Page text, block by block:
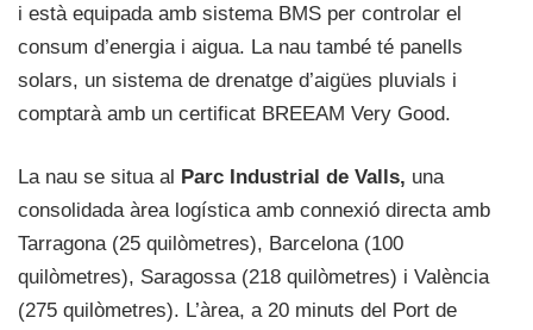
i està equipada amb sistema BMS per controlar el
consum d’energia i aigua. La nau també té panells
solars, un sistema de drenatge d’aigües pluvials i
comptarà amb un certificat BREEAM Very Good.
La nau se situa al Parc Industrial de Valls, una
consolidada àrea logística amb connexió directa amb
Tarragona (25 quilòmetres), Barcelona (100
quilòmetres), Saragossa (218 quilòmetres) i València
(275 quilòmetres). L’àrea, a 20 minuts del Port de